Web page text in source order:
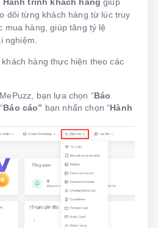
Hành trình khách hàng giúp
dõi từng khách hàng từ lúc truy
mua hàng, giúp tăng tỷ lệ
nghiệm.
hàng thực hiện theo các
bạn lựa chọn “Báo
Báo cáo” bạn nhấn chọn “Hành